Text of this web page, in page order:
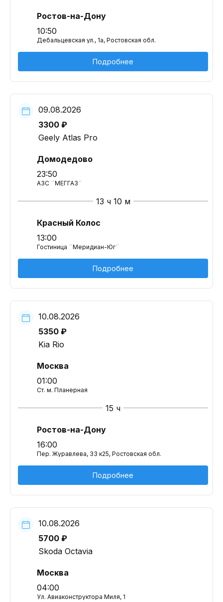
Ростов-на-Дону
10:50
Дебальцевская ул., 1а, Ростовская обл.
Подробнее
09.08.2026
3300 ₽
Geely Atlas Pro
Домодедово
23:50
АЗС ¨МЕГГАЗ¨
13 ч 10 м
Красный Колос
13:00
Гостиница ¨Меридиан-Юг¨
Подробнее
10.08.2026
5350 ₽
Kia Rio
Москва
01:00
Ст. м. Планерная
15 ч
Ростов-на-Дону
16:00
Пер. Журавлева, 33 к25, Ростовская обл.
Подробнее
10.08.2026
5700 ₽
Skoda Octavia
Москва
04:00
Ул. Авиаконструктора Миля, 1